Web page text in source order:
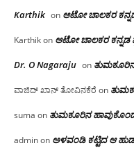
Karthik on ಆಟೋ ಚಾಲಕರ
Karthikon ಆಟೋ ಚಾಲಕರ ಕನ್ನಡ
Dr. O Nagaraju on ತುಮಕೂರಿನ
ವಾಜಿದ್ ಖಾನ್ ತೋವಿನಕೆರೆ on
suma on ತುಮಕೂರಿನ ಹಾವುಕೊಂಡ
adminon ಅಳವಂಡಿ ಕಟ್ಟಿದ ಆ